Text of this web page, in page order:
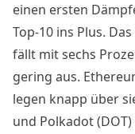
einen ersten
Top-10 ins Plus.
fällt mit sechs
gering aus.
legen knapp über
und Polkadot